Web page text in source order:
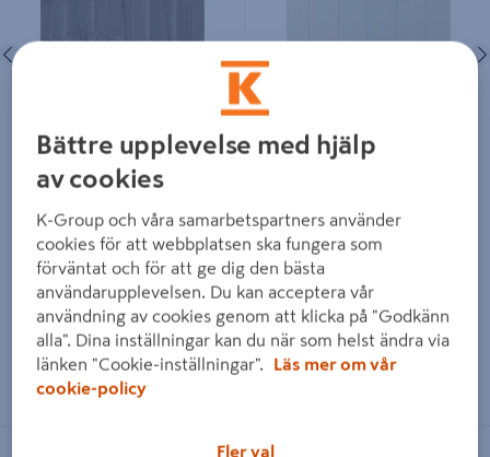
Föregående Nästa
PANEL NORRLANDS TRÄ
SLÄTSPONT 15X118X4500,
245 kr / ST
Läs mer
Föregående
PANEL NORRLANDS 15X118
49 kr
Bättre upplevelse med hjälp
av cookies
K-Group och våra samarbetspartners använder
cookies för att webbplatsen ska fungera som
förväntat och för att ge dig den bästa
användarupplevelsen. Du kan acceptera vår
användning av cookies genom att klicka på "Godkänn
alla". Dina inställningar kan du när som helst ändra via
länken "Cookie-inställningar".
Läs mer om vår
cookie-policy
Fler val